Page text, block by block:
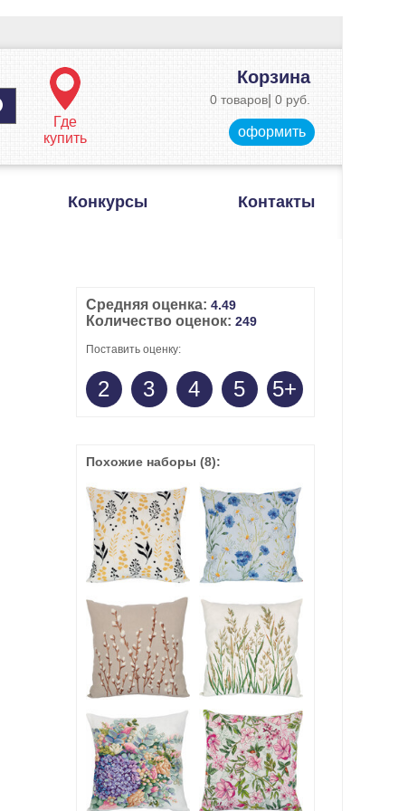
Где
купить
Корзина
0 товаров 0 руб.
оформить
Конкурсы Контакты
Средняя оценка: 4.49
Количество оценок: 249
Поставить оценку:
2 3 4 5 5+
Похожие наборы (8):